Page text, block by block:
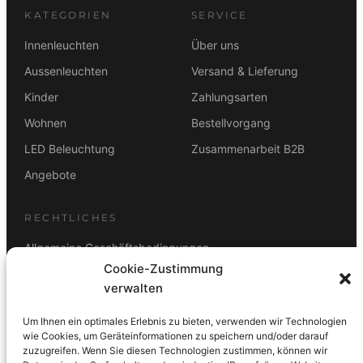
Cookie-Zustimmung
verwalten
Um Ihnen ein optimales Erlebnis zu bieten, verwenden wir Technologien
wie Cookies, um Geräteinformationen zu speichern und/oder darauf
zuzugreifen. Wenn Sie diesen Technologien zustimmen, können wir
KATEGORIEN
Innenleuchten
Aussenleuchten
Kinder
Wohnen
LED Beleuchtung
Angebote
SERVICE
Über uns
Versand & Lieferung
Zahlungsarten
Bestellvorgang
Zusammenarbeit B2B
RECHTLICHES
Allgemeine Geschäftsbedingungen
Rücktrittsbelehrung
ZAHLUNGSARTEN